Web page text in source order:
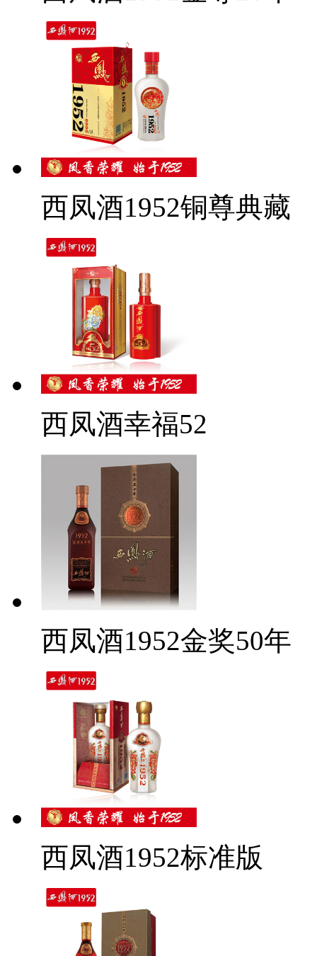
西凤酒1952铜尊典藏
西凤酒幸福52
西凤酒1952金奖50年
西凤酒1952标准版